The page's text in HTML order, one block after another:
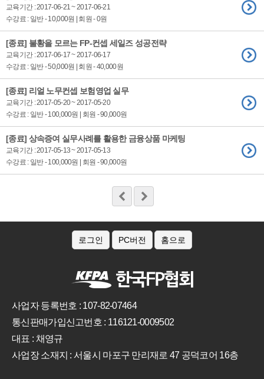
교육기간 : 2017-06-21 ~ 2017-06-21
수강료 : 일반 - 10,000원 | 회원 - 0원
[종료] 불황을 모르는 FP-컨셉 세일즈 성공전략
교육기간 : 2017-06-17 ~ 2017-06-17
수강료 : 일반 - 50,000원 | 회원 - 40,000원
[종료] 리얼 노무컨셉 보험영업 실무
교육기간 : 2017-05-20 ~ 2017-05-20
수강료 : 일반 - 100,000원 | 회원 - 90,000원
[종료] 상속증여 실무사례를 활용한 금융상품 마케팅
교육기간 : 2017-05-13 ~ 2017-05-13
수강료 : 일반 - 100,000원 | 회원 - 90,000원
로그인 PC버전 홈으로
사업자 등록번호 : 107-82-07464
통신판매가입신고번호 : 116121-0009502
대표 : 채영규
사업장 소재지 : 서울시 마포구 만리재로 47 공덕코어 16층